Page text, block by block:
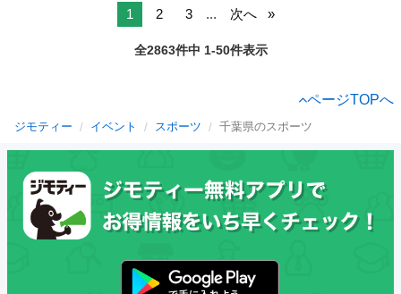
1 2 3 ... 次へ
全2863件中 1-50件表示
ページTOPへ
ジモティー イベント スポーツ 千葉県のスポーツ